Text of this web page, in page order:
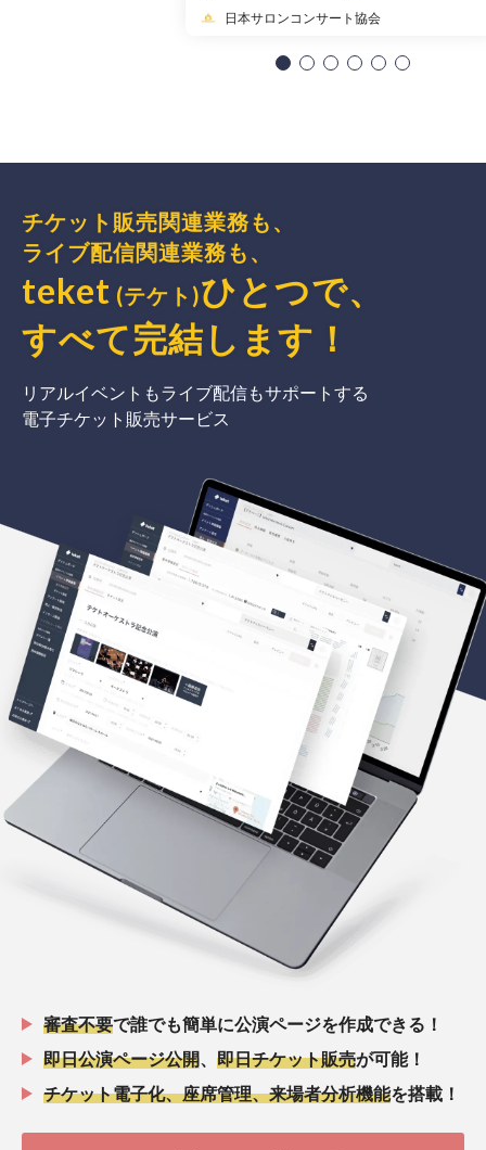
日本サロンコンサート協会
チケット販売関連業務も、
ライブ配信関連業務も、
teket (テケト)ひとつで、
すべて完結 します ！
リアルイベントもライブ配信もサポートする
電子チケット販売サービス
審査不要で誰でも簡単に公演ページを作成できる！
即日公演ページ公開
即日チケット販売が可能！
チケット電子化、座席管理、来場者分析機能を搭載！